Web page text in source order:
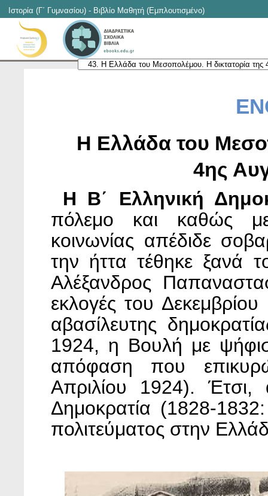
Ιστορία (Γ΄ Γυμνασίου) - Βιβλίο Μαθητή (Εμπλουτισμένο)
Η Ελλάδα του
4ης
Η Β΄ Ελληνική
πόλεμο και καθώς
κοινωνίας απέδιδε
την ήττα τέθηκε ξανά
Αλέξανδρος
εκλογές του
αβασίλευτης
1924, η Βουλή με
απόφαση που
Απριλίου 1924). Έτσι,
Δημοκρατία (1828-
πολιτεύματος στην